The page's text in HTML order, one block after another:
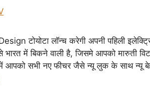
टोयोटा लॉन्च करेगी अपनी पहिली
भारत में बिकने वाली है, जिसमे आपको मारुती
में आपको सभी नए फीचर जैसे न्यू लुक के साथ न्यू